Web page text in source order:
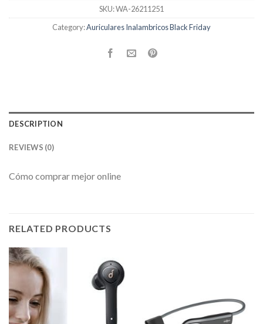
SKU:WA-26211251
Category:Auriculares Inalambricos Black Friday
DESCRIPTION
REVIEWS (0)
Cómo comprar mejor online
RELATED PRODUCTS